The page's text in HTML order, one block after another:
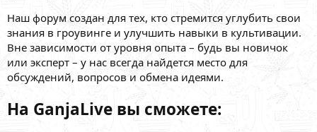
Наш форум создан для тех, кто стремится углубить свои
знания в гроувинге и улучшить навыки в культивации.
Вне зависимости от уровня опыта – будь вы новичок
или эксперт – у нас всегда найдется место для
обсуждений, вопросов и обмена идеями.
На GanjaLive вы сможете: